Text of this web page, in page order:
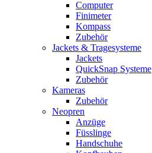
Computer
Finimeter
Kompass
Zubehör
Jackets & Tragesysteme
Jackets
QuickSnap Systeme
Zubehör
Kameras
Zubehör
Neopren
Anzüge
Füsslinge
Handschuhe